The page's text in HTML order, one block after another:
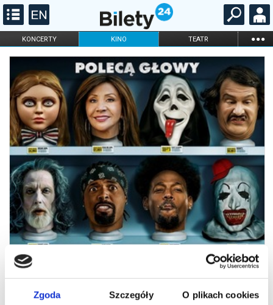
Zgoda Szczegóły O plikach cookies
KONCERTY KINO TEATR ...
FILHARMONIA OPERA I BALET
STAND-UP
DLA DZIECI
ONLINE KARNETY